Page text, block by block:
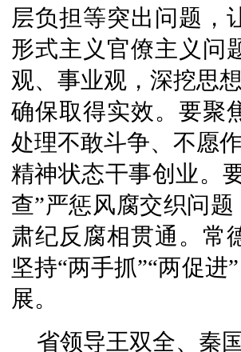
层负担等突出问题，
形式主义官僚主义问
观、事业观，深挖思
确保取得实效。要聚
处理不敢斗争、不愿
精神状态干事创业。
查”严惩风腐交织问
肃纪反腐相贯通。常
坚持“两手抓”“两促
展。
省领导王双全、秦